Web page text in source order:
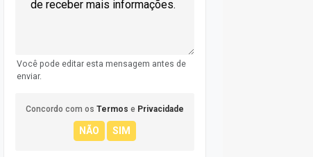
Você pode editar esta mensagem antes de
enviar.
Concordo com os Termos e Privacidade